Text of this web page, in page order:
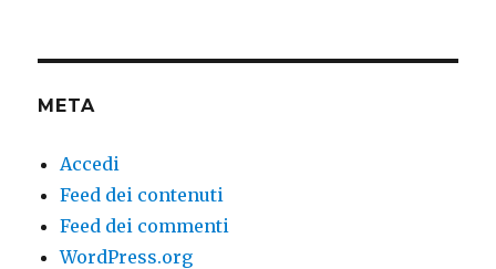
META
Accedi
Feed dei contenuti
Feed dei commenti
WordPress.org